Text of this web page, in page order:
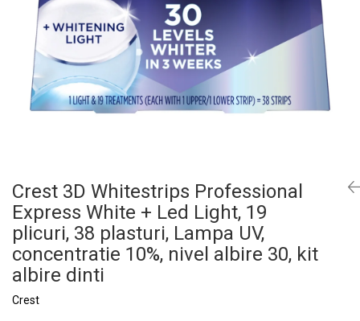
Crest 3D Whitestrips Professional
Express White + Led Light, 19
plicuri, 38 plasturi, Lampa UV,
concentratie 10%, nivel albire 30, kit
albire dinti
Crest